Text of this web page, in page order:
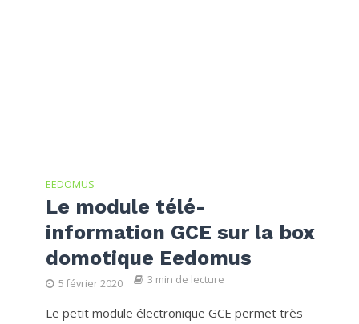
EEDOMUS
Le module télé-
information GCE sur la box
domotique Eedomus
5 février 2020 3 min de lecture
Le petit module électronique GCE permet très